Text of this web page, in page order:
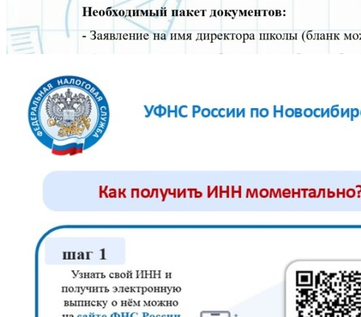
Набор в 10 класс!
Набор в 10 класс!